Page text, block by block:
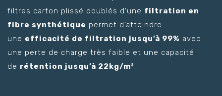
filtres carton plissé doublés d’une filtration en
fibre synthétique permet d’atteindre
une efficacité de filtration jusqu’à 99% avec
une perte de charge très faible et une capacité
de rétention jusqu’à 22kg/m².